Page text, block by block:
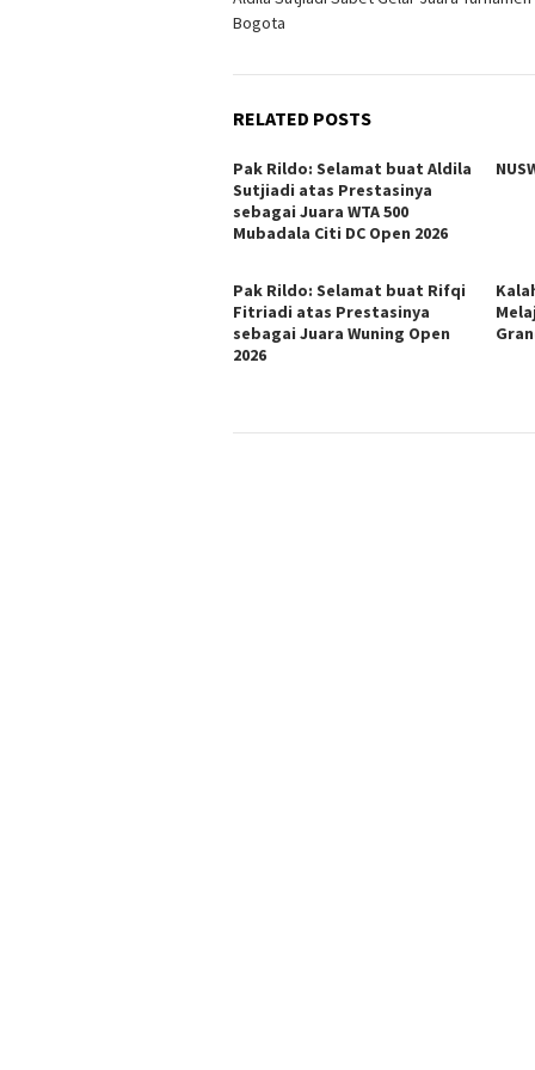
navigation
Bogota
RELATED POSTS
Pak Rildo: Selamat buat Aldila
Sutjiadi atas Prestasinya
sebagai Juara WTA 500
Mubadala Citi DC Open 2026
Pak Rildo: Selamat buat Rifqi
Fitriadi atas Prestasinya
sebagai Juara Wuning Open
2026